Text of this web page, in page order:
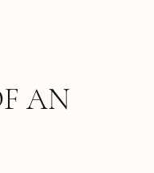
AN